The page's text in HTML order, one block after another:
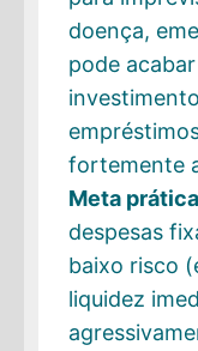
doença,
pode
fortemente
Meta
despesas
baixo risco
liquidez